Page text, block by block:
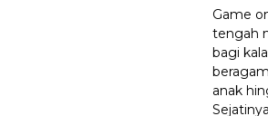
Game
tengah
bagi
anak